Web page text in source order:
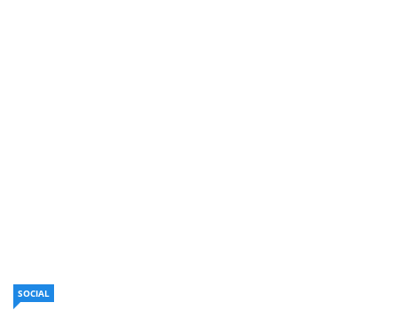
SOCIAL